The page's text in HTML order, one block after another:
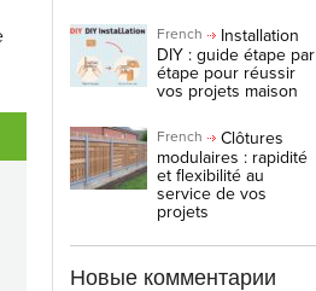
French
Installation
DIY : guide étape par
étape pour réussir
vos projets maison
French
Clôtures
modulaires : rapidité
et flexibilité au
service de vos
projets
Новые комментарии